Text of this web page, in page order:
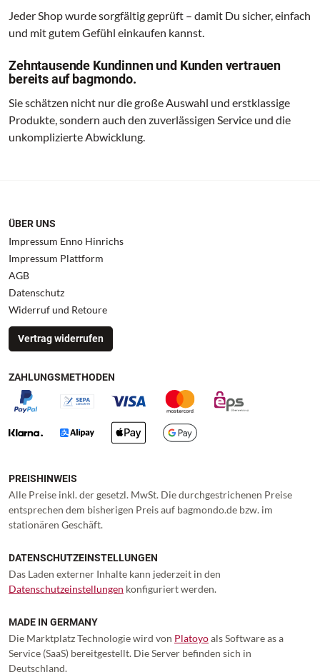
Jeder Shop wurde sorgfältig geprüft – damit Du sicher, einfach
und mit gutem Gefühl einkaufen kannst.
Zehntausende Kundinnen und Kunden vertrauen
bereits auf bagmondo.
Sie schätzen nicht nur die große Auswahl und erstklassige
Produkte, sondern auch den zuverlässigen Service und die
unkomplizierte Abwicklung.
ÜBER UNS
Impressum Enno Hinrichs
Impressum Plattform
AGB
Datenschutz
Widerruf und Retoure
Vertrag widerrufen
ZAHLUNGSMETHODEN
PREISHINWEIS
Alle Preise inkl. der gesetzl. MwSt. Die durchgestrichenen Preise
entsprechen dem bisherigen Preis auf bagmondo.de bzw. im
stationären Geschäft.
DATENSCHUTZEINSTELLUNGEN
Das Laden externer Inhalte kann jederzeit in den
Datenschutzeinstellungen konfiguriert werden.
MADE IN GERMANY
Die Marktplatz Technologie wird von Platoyoals Software as a
Service (SaaS) bereitgestellt. Die Server befinden sich in
Deutschland.